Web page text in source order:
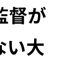
督が
い大